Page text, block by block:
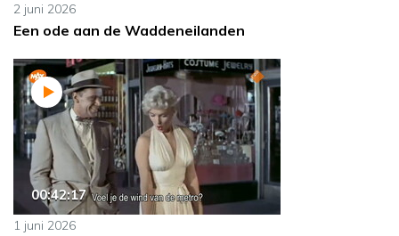
2 juni 2026
Een ode aan de Waddeneilanden
00:42:17
1 juni 2026